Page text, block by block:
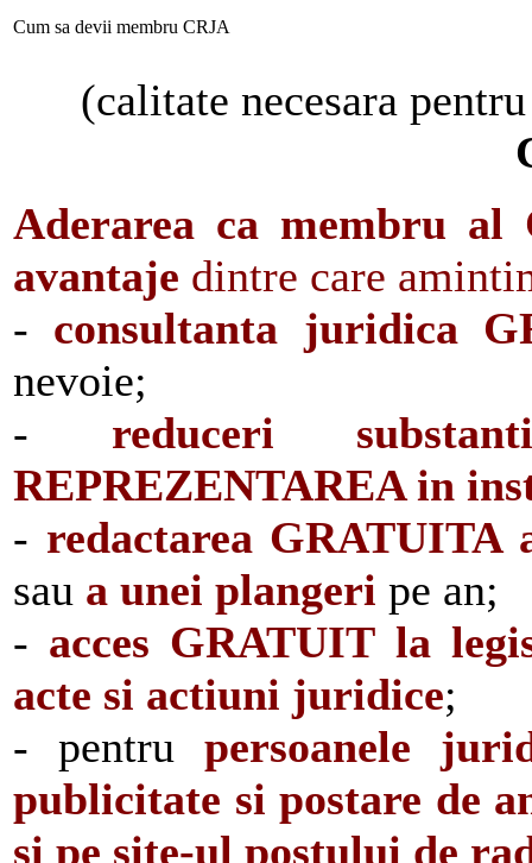
Cum sa devii membru CRJA
(calitate necesara
Aderarea ca membru al
avantaje dintre care
- consultanta juridica
nevoie;
- reduceri
REPREZENTAREA in
- redactarea GRATUITA
sau a unei plangeri pe an;
- acces GRATUIT la
acte si actiuni juridice;
- pentru persoanele
publicitate si postare de
si pe site-ul postului de